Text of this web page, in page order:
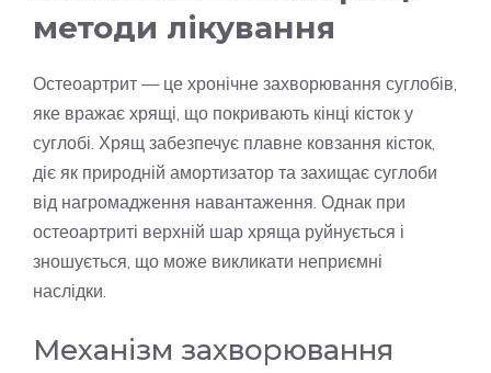
методи лікування
Остеоартрит — це хронічне захворювання суглобів,
яке вражає хрящі, що покривають кінці кісток у
суглобі. Хрящ забезпечує плавне ковзання кісток,
діє як природній амортизатор та захищає суглоби
від нагромадження навантаження. Однак при
остеоартриті верхній шар хряща руйнується і
зношується, що може викликати неприємні
наслідки.
Механізм захворювання